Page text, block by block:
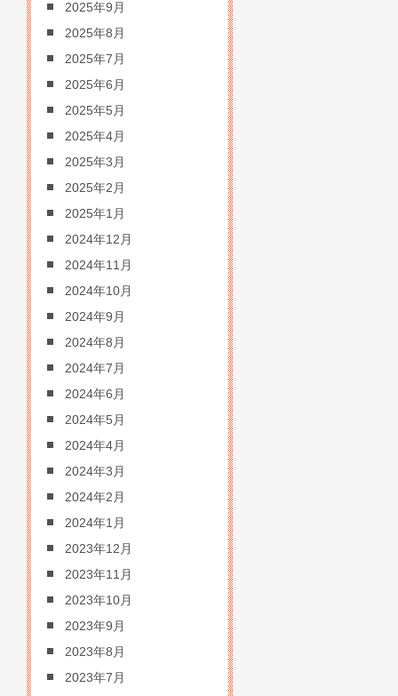
2025年9月
2025年8月
2025年7月
2025年6月
2025年5月
2025年4月
2025年3月
2025年2月
2025年1月
2024年12月
2024年11月
2024年10月
2024年9月
2024年8月
2024年7月
2024年6月
2024年5月
2024年4月
2024年3月
2024年2月
2024年1月
2023年12月
2023年11月
2023年10月
2023年9月
2023年8月
2023年7月